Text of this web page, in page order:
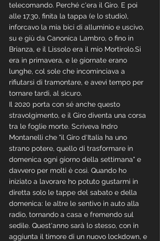
telecomando. Perché c'era il Giro. E poi
alle 17.30, finita la tappa (e lo studio),
inforcavo la mia bici di alluminio e uscivo,
su e giù da Canonica Lambro, o fino in
Brianza, e il Lissolo era il mio Mortirolo.Si
era in primavera, e le giornate erano
lunghe, col sole che incominciava a
rifiutarsi di tramontare, e avevi tempo per
tornare tardi, al sicuro.
Il 2020 porta con sé anche questo
stravolgimento, e il Giro diventa una corsa
tra le foglie morte. Scriveva Indro
Montanelli che "il Giro d‘Italia ha uno
strano potere, quello di trasformare in
domenica ogni giorno della settimana" e
davvero per molti è così. Quando ho
iniziato a lavorare ho potuto gustarmi in
diretta solo le tappe del sabato e della
domenica: le altre le sentivo in auto alla
radio, tornando a casa e fremendo sul
sedile. Quest'anno sarà lo stesso, con in
aggiunta il timore di un nuovo lockdown, e